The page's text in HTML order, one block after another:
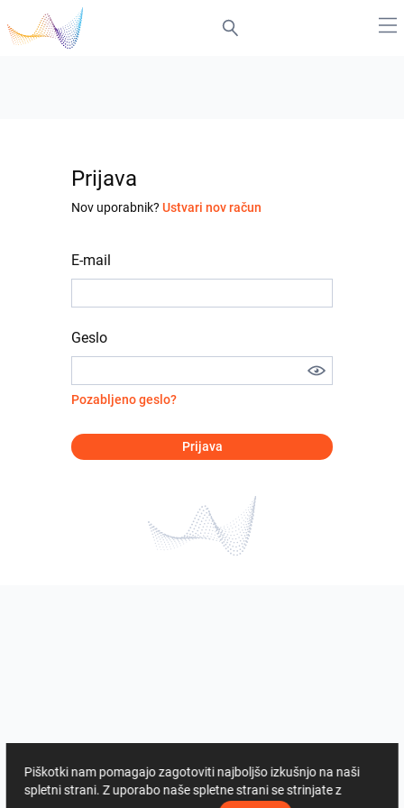
Prijava
Nov uporabnik? Ustvari nov račun
E-mail
Geslo
Pozabljeno geslo?
Prijava
Piškotki nam pomagajo zagotoviti najboljšo izkušnjo na naši
spletni strani. Z uporabo naše spletne strani se strinjate z